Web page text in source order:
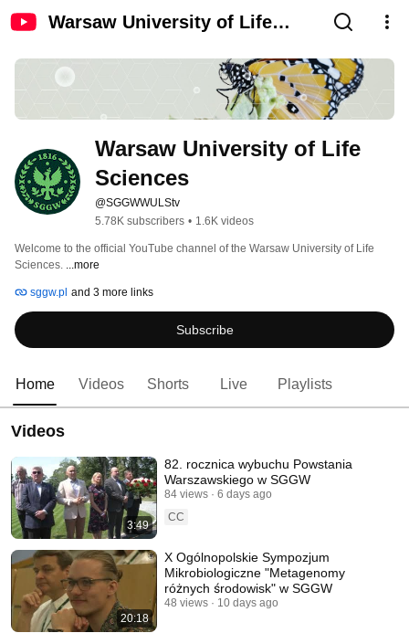
Warsaw University of Life
Warsaw University of Life
Sciences
@SGGWWULStv
5.78K subscribers • 1.6K videos
Welcome to the official YouTube channel of the Warsaw University of Life
Sciences. ...more
sggw.pl and 3 more links
Subscribe
Home Videos Shorts Live Playlists
Videos
3:49
82. rocznica wybuchu Powstania
Warszawskiego w SGGW
84 views
6 days ago
CC
20:18
X Ogólnopolskie Sympozjum
Mikrobiologiczne "Metagenomy
różnych środowisk" w SGGW
48 views 10 days ago